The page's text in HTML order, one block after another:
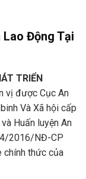
Lao Động Tại
TRIỂN
vị được Cục An
Và Xã hội cấp
Huấn luyện An
2016/NĐ-CP
thức của